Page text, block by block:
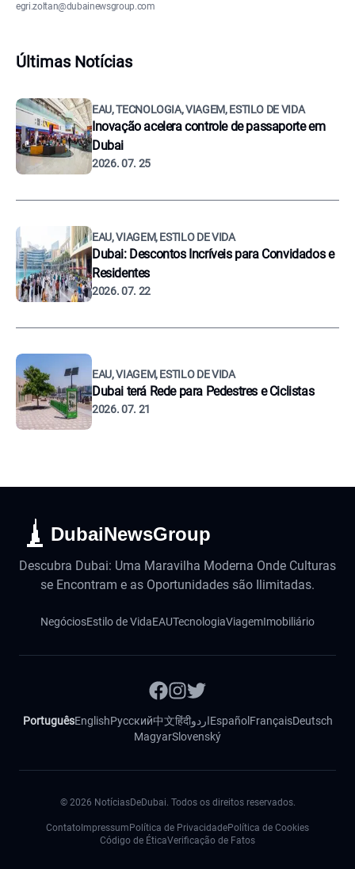
egri.zoltan@dubainewsgroup.com
Últimas Notícias
EAU, TECNOLOGIA, VIAGEM, ESTILO DE VIDA
Inovação acelera controle de passaporte em
Dubai
2026. 07. 25
EAU, VIAGEM, ESTILO DE VIDA
Dubai: Descontos Incríveis para Convidados e
Residentes
2026. 07. 22
EAU, VIAGEM, ESTILO DE VIDA
Dubai terá Rede para Pedestres e Ciclistas
2026. 07. 21
DubaiNewsGroup
Descubra Dubai: Uma Maravilha Moderna Onde Culturas
se Encontram e as Oportunidades são Ilimitadas.
NegóciosEstilo de VidaEAUTecnologiaViagemImobiliário
PortuguêsEnglishРусский中文हिंदीاردوEspañol FrançaisDeutsch
MagyarSlovenský
© 2026 NotíciasDeDubai. Todos os direitos reservados.
Contato Impressum Política de PrivacidadePolítica de Cookies
Código de ÉticaVerificação de Fatos